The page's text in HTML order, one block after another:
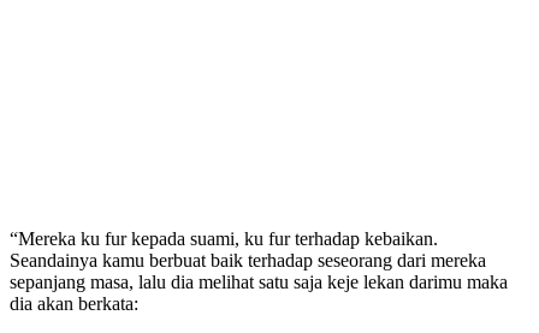
“Mereka ku fur kepada suami, ku fur terhadap kebaikan.
Seandainya kamu berbuat baik terhadap seseorang dari mereka
sepanjang masa, lalu dia melihat satu saja keje lekan darimu maka
dia akan berkata: